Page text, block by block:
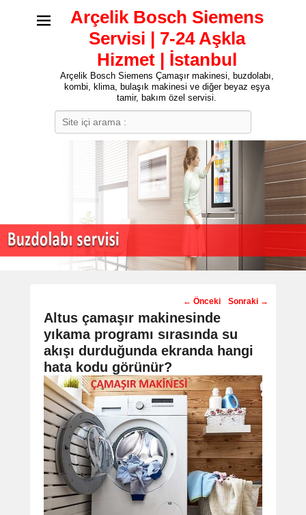
Arçelik Bosch Siemens
Servisi | 7-24 Aşkla
Hizmet | İstanbul
Arçelik Bosch Siemens Çamaşır makinesi, buzdolabı,
kombi, klima, bulaşık makinesi ve diğer beyaz eşya
tamir, bakım özel servisi.
Post
navigation
← Önceki Sonraki →
Altus çamaşır makinesinde
yıkama programı sırasında su
akışı durduğunda ekranda hangi
hata kodu görünür?